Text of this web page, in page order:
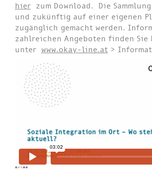
hier zum Download. Die
und zukünftig auf einer eigenen
zugänglich gemacht werden.
zahlreichen Angeboten finden
unter www.okay-line.at >